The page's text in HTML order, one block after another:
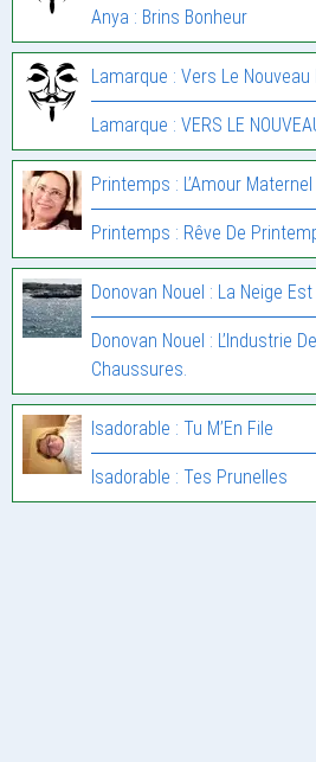
Anya : Brins Bonheur
Lamarque : Vers Le Nouveau
Lamarque : VERS LE
Printemps : L’Amour Maternel
Printemps : Rêve De
Donovan Nouel : La Neige
Donovan Nouel : L’Industrie
Chaussures.
Isadorable : Tu M’En File
Isadorable : Tes Prunelles